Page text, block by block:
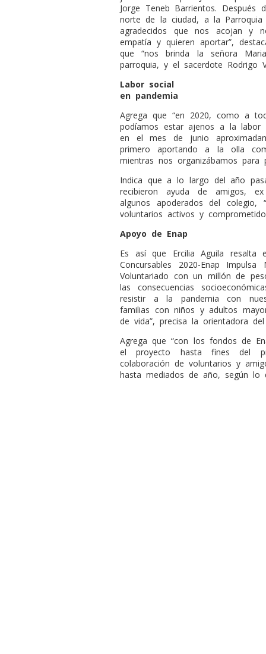
Jorge Teneb Barrientos.
norte de la ciudad, a la
agradecidos que nos acojan y
empatía y quieren aportar”,
que “nos brinda la señora
parroquia, y el sacerdote Rodrigo
Labor social
en pandemia
Agrega que “en 2020, como a
podíamos estar ajenos a la
en el mes de junio
primero aportando a la olla
mientras nos organizábamos
Indica que a lo largo del año
recibieron ayuda de amigos,
algunos apoderados del
voluntarios activos y
Apoyo de Enap
Es así que Ercilia Aguila resalta
Concursables 2020-Enap
Voluntariado con un millón de
las consecuencias
resistir a la pandemia con
familias con niños y adultos
de vida”, precisa la orientadora
Agrega que “con los fondos de
el proyecto hasta fines del
colaboración de voluntarios y
hasta mediados de año, según lo